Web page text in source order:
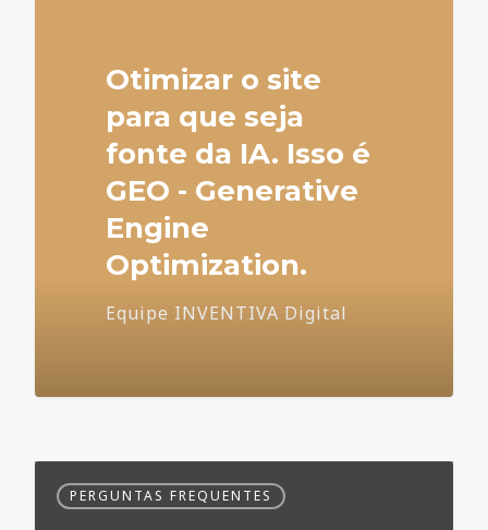
Otimizar o site
para que seja
fonte da IA. Isso é
GEO - Generative
Engine
Optimization.
Equipe INVENTIVA Digital
Frequentes
PERGUNTAS FREQUENTES